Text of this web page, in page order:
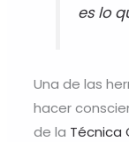
es lo
Una de las
hacer
de la Técnica